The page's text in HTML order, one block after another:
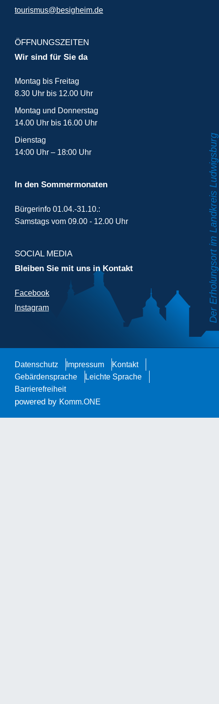
tourismus@besigheim.de
ÖFFNUNGSZEITEN
Wir sind für Sie da
Montag bis Freitag
8.30 Uhr bis 12.00 Uhr
Montag und Donnerstag
14.00 Uhr bis 16.00 Uhr
Dienstag
14:00 Uhr – 18:00 Uhr
In den Sommermonaten
Bürgerinfo 01.04.-31.10.:
Samstags vom 09.00 - 12.00 Uhr
SOCIAL MEDIA
Bleiben Sie mit uns in Kontakt
Facebook
Instagram
Datenschutz Impressum
Kontakt
Gebärdensprache
Leichte Sprache
Barrierefreiheit
powered by Komm.ONE